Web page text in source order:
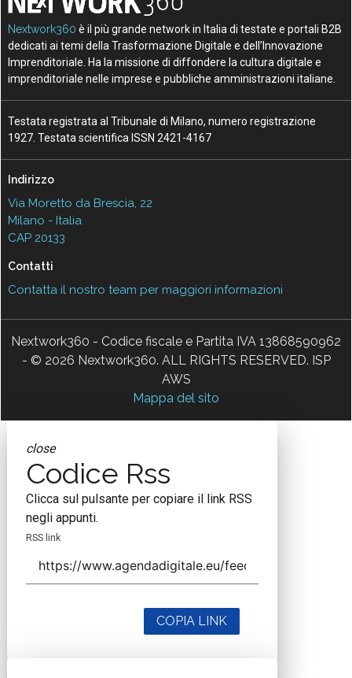
Nextwork360 è il più grande network in Italia di testate e portali B2B
dedicati ai temi della Trasformazione Digitale e dell’Innovazione
Imprenditoriale. Ha la missione di diffondere la cultura digitale e
imprenditoriale nelle imprese e pubbliche amministrazioni italiane.
Testata registrata al Tribunale di Milano, numero registrazione
1927. Testata scientifica ISSN 2421-4167
Indirizzo
Via Moretto da Brescia, 22
Milano - Italia
CAP 20133
Contatti
Contatta il nostro team per maggiori informazioni
Nextwork360 - Codice fiscale e Partita IVA 13868590962
- © 2026 Nextwork360. ALL RIGHTS RESERVED. ISP
AWS
Mappa del sito
close
Codice Rss
Clicca sul pulsante per copiare il link RSS
negli appunti.
RSS link
COPIA LINK